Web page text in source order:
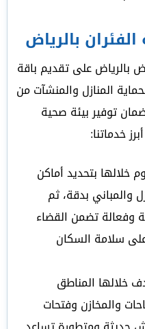
بالرياض
على تقديم باقة
المنازل والمنشآت من
توفير بيئة صحية
خدماتنا:
خلالها بتحديد أماكن
والمباني بدقة، ثم
وفعالة تضمن القضاء
سلامة السكان
خلالها المناطق
والمخازن وفتحات